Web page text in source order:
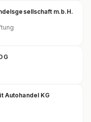
m.b.H.
Autohandel KG